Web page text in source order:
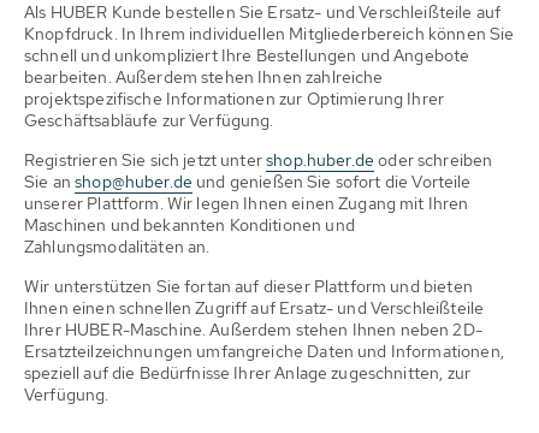
Als HUBER Kunde bestellen Sie Ersatz- und Verschleißteile auf
Knopfdruck. In Ihrem individuellen Mitgliederbereich können Sie
schnell und unkompliziert Ihre Bestellungen und Angebote
bearbeiten. Außerdem stehen Ihnen zahlreiche
projektspezifische Informationen zur Optimierung Ihrer
Geschäftsabläufe zur Verfügung.
Registrieren Sie sich jetzt untershop.huber.de oder schreiben
Sie anshop@huber.de und genießen Sie sofort die Vorteile
unserer Plattform. Wir legen Ihnen einen Zugang mit Ihren
Maschinen und bekannten Konditionen und
Zahlungsmodalitäten an.
Wir unterstützen Sie fortan auf dieser Plattform und bieten
Ihnen einen schnellen Zugriff auf Ersatz- und Verschleißteile
Ihrer HUBER-Maschine. Außerdem stehen Ihnen neben 2D-
Ersatzteilzeichnungen umfangreiche Daten und Informationen,
speziell auf die Bedürfnisse Ihrer Anlage zugeschnitten, zur
Verfügung.